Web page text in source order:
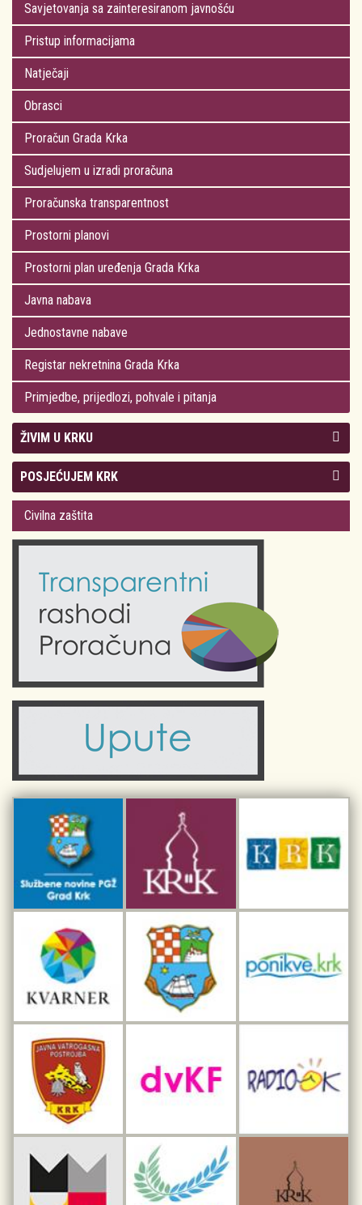
Savjetovanja sa zainteresiranom javnošću
Pristup informacijama
Natječaji
Obrasci
Proračun Grada Krka
Sudjelujem u izradi proračuna
Proračunska transparentnost
Prostorni planovi
Prostorni plan uređenja Grada Krka
Javna nabava
Jednostavne nabave
Registar nekretnina Grada Krka
Primjedbe, prijedlozi, pohvale i pitanja
ŽIVIM U KRKU
Kolegij gradonačelnika
Gradsko vijeće
Odluke Grada Krka (Službene novine PGŽ)
Obrazovanje
Komunalne usluge
Civilni sektor (arhiva udruga)
Sport i rekreacija
POSJEĆUJEM KRK
Plan Grada Krka
Krk 360° VR panorama
Krk uživo
Fotogalerije
Kalendar događanja
Turistička zajednica otoka Krka
Kulturno-turistička ruta Putovima Frankopana
Dar iz Krka
Interpretacijski centar pomorske baštine
Civilna zaštita